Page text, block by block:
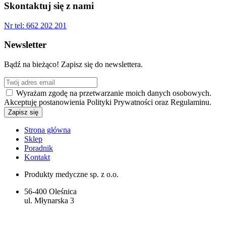
Skontaktuj się z nami
Nr tel: 662 202 201
Newsletter
Bądź na bieżąco! Zapisz się do newslettera.
Wyrażam zgodę na przetwarzanie moich danych osobowych.
Akceptuję postanowienia Polityki Prywatności oraz Regulaminu.
Strona główna
Sklep
Poradnik
Kontakt
Produkty medyczne sp. z o.o.
56-400 Oleśnica
ul. Młynarska 3